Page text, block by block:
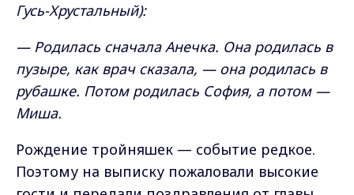
Гусь-Хрустальный):
— Родилась сначала Анечка. Она родилась в
пузыре, как врач сказала, — она родилась в
рубашке. Потом родилась София, а потом —
Миша.
Рождение тройняшек — событие редкое.
Поэтому на выписку пожаловали высокие